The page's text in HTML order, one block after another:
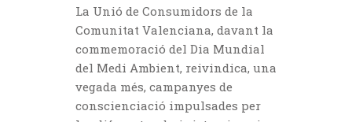
La Unió de Consumidors de la
Comunitat Valenciana, davant la
commemoració del Dia Mundial
del Medi Ambient, reivindica, una
vegada més, campanyes de
conscienciació impulsades per